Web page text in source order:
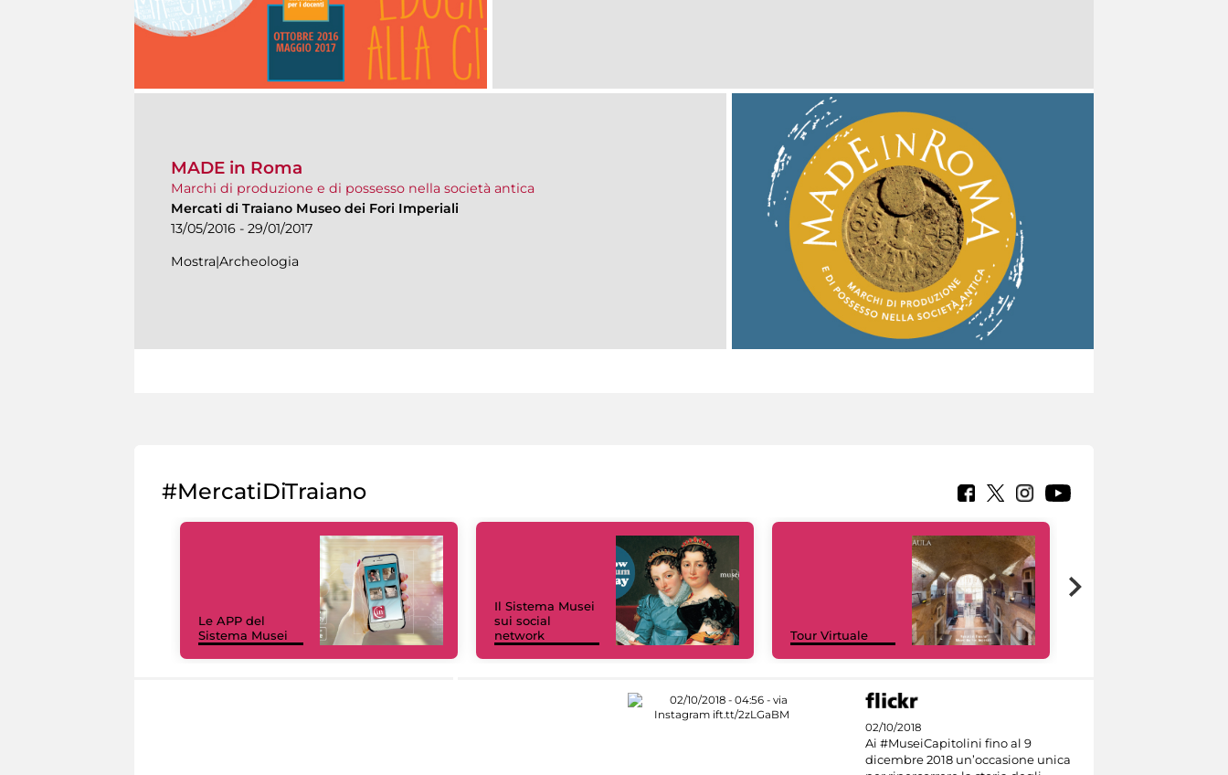
MADE in Roma
Marchi di produzione e di possesso nella società antica
Mercati di Traiano Museo dei Fori Imperiali
13/05/2016 - 29/01/2017
Mostra|Archeologia
#MercatiDiTraiano
Le APP del
Sistema Musei
Il Sistema Musei
sui social
network
Tour Virtuale
02/10/2018
Ai #MuseiCapitolini fino al 9
dicembre 2018 un’occasione unica